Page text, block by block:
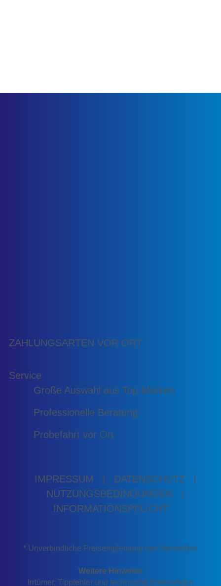
ZAHLUNGSARTEN VOR ORT
Service
Große Auswahl aus Top-Marken
Professionelle Beratung
Probefahrt vor Ort
IMPRESSUM DATENSCHUTZ
NUTZUNGSBEDINGUNGEN
INFORMATIONSPFLICHT
* Unverbindliche Preisempfehlung des Herstellers
Weitere Hinweise
Irrtümer, Tippfehler und technische Änderungen